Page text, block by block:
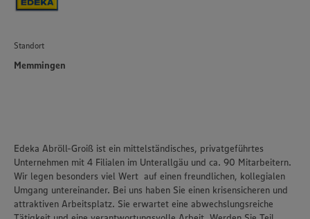
Standort
Memmingen
Edeka Abröll-Groiß ist ein mittelständisches, privatgeführtes
Unternehmen mit 4 Filialen im Unterallgäu und ca. 90 Mitarbeitern.
Wir legen besonders viel Wert auf einen freundlichen, kollegialen
Umgang untereinander. Bei uns haben Sie einen krisensicheren und
attraktiven Arbeitsplatz. Sie erwartet eine abwechslungsreiche